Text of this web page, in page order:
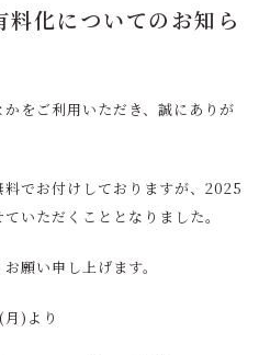
化についてのお知ら
をご利用いただき、誠にありが
でお付けしておりますが、2025
いただくこととなりました。
願い申し上げます。
)より